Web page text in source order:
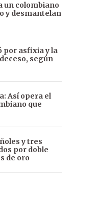
un colombiano
y desmantelan
por asfixia y la
según
Así opera el
que
y tres
por doble
de oro